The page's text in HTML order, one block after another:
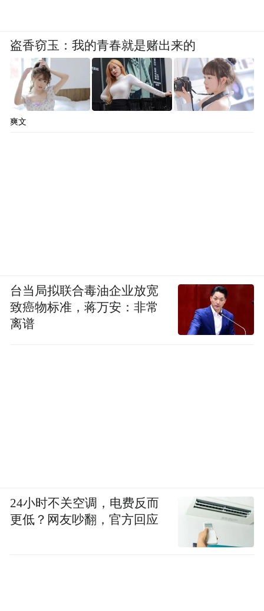
盗香窃玉：我的青春就是赌出来的
爽文
台当局拟联合毒油企业放宽
致癌物标准，蒋万安：非常
离谱
24小时不关空调，电费反而
更低？网友吵翻，官方回应